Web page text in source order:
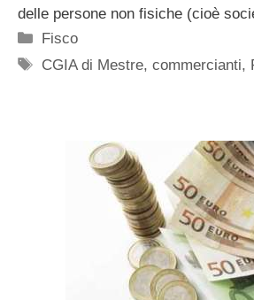
delle persone non fisiche (cioè
Categorie
Fisco
Tag
CGIA di Mestre,commercianti,